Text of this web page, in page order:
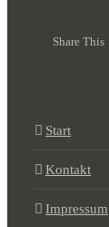
Share This
Start
Kontakt
Impressum